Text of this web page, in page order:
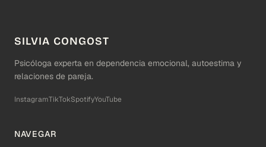
SILVIA CONGOST
Psicóloga experta en dependencia emocional, autoestima y
relaciones de pareja.
InstagramTikTokSpotifyYouTube
NAVEGAR